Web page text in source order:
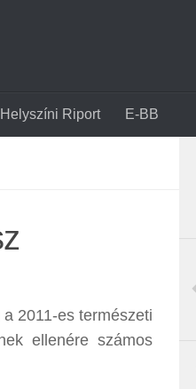
Helyszíni Riport E-BB
2011-es természeti
ellenére számos